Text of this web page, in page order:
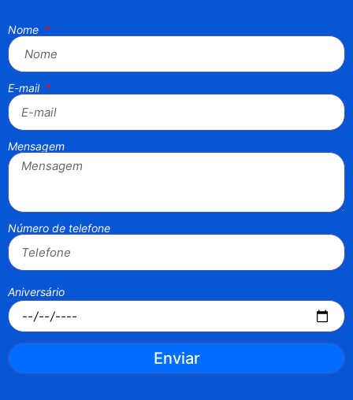
Nome
E-mail
Mensagem
Número de telefone
Aniversário
Enviar